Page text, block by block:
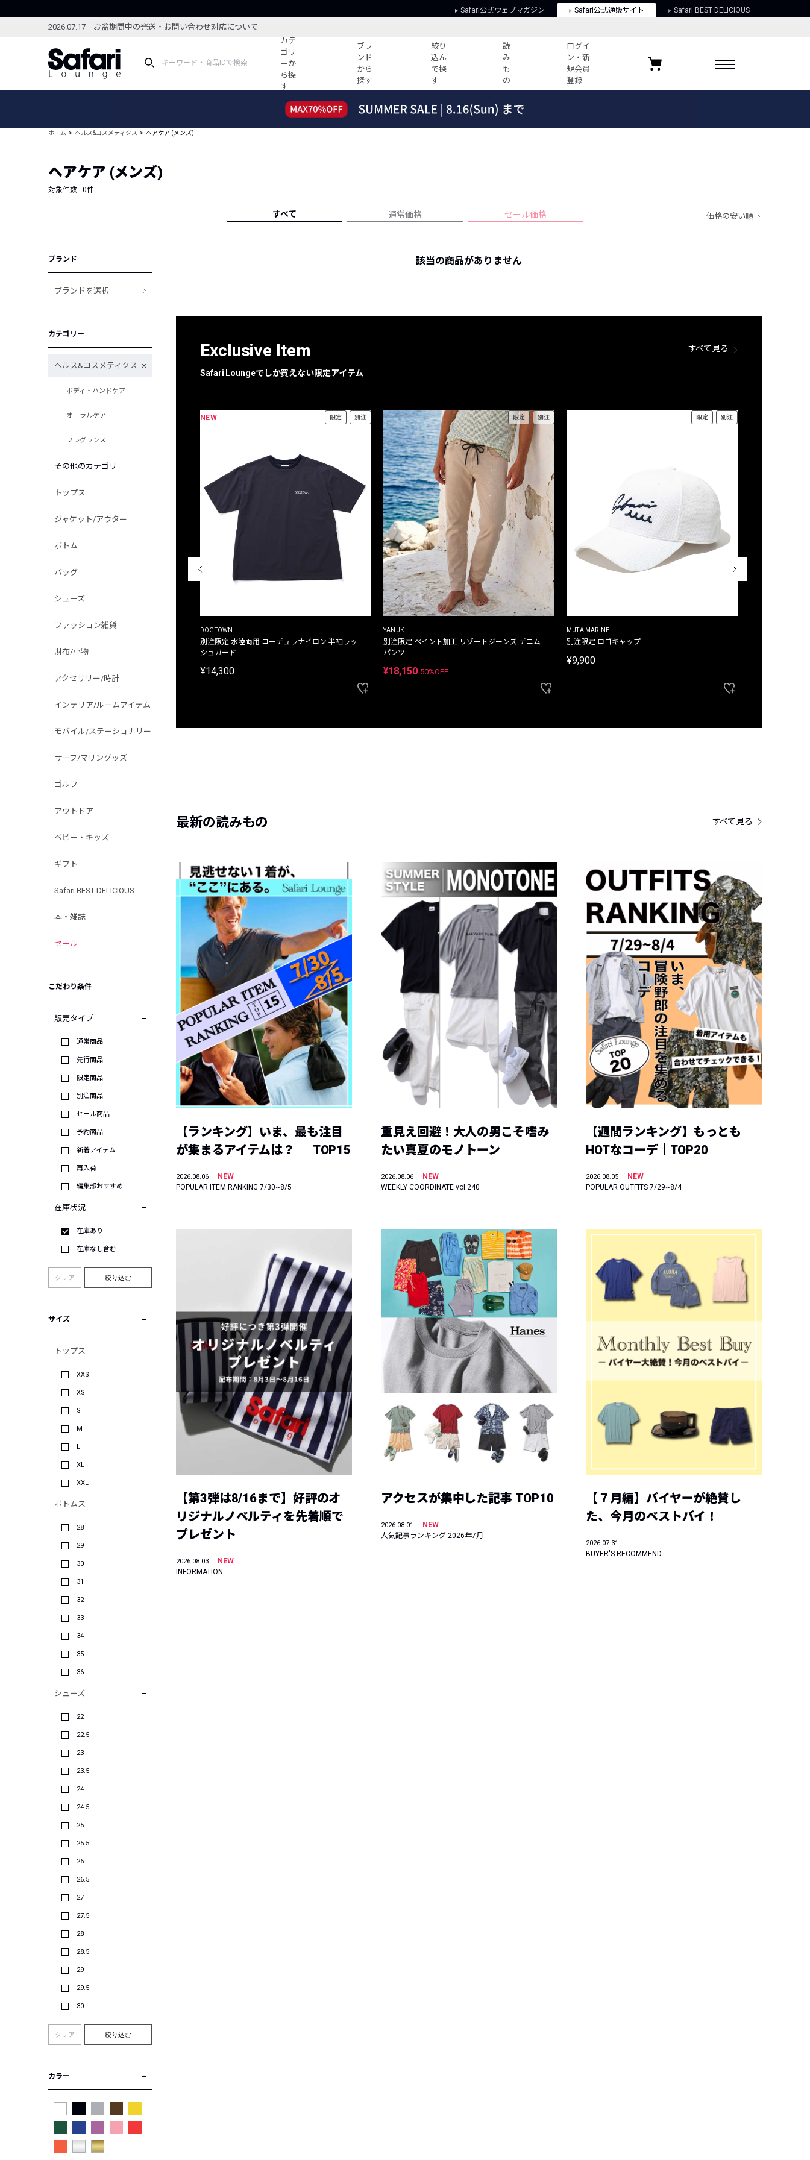
Safari公式ウェブマガジン Safari公式通販サイト Safari BEST DELICIOUS
2026.07.17 お盆期間中の発送・お問い合わせ対応について
カテ
ゴリ
ーか
ら探
す
ブラ
ンド
から
探す
絞り
込ん
で探
す
読
み
も
の
ログイ
ン・新
規会員
登録
ブランドから探す
新着アイテム
編集部のおすすめアイテム
すべての記事
人気記事ランキング
フォーカスブランド
プライバシーポリシー
お気に入りブランド
ホーム ヘルス&コスメティクス ヘアケア (メンズ)
ヘアケア (メンズ)
対象件数 : 0件
すべて 通常価格 セール価格 価格の安い順
ブランド
ブランドを選択
カテゴリー
ヘルス&コスメティクス
ボディ・ハンドケア
オーラルケア
フレグランス
その他のカテゴリ
トップス
ジャケット/アウター
ボトム
バッグ
シューズ
ファッション雑貨
財布/小物
アクセサリー/時計
インテリア/ルームアイテム
モバイル/ステーショナリー
サーフ/マリングッズ
ゴルフ
アウトドア
ベビー・キッズ
ギフト
Safari BEST DELICIOUS
本・雑誌
セール
こだわり条件
販売タイプ
通常商品
先行商品
限定商品
別注商品
セール商品
予約商品
新着アイテム
再入荷
編集部おすすめ
在庫状況
在庫あり
在庫なし含む
クリア 絞り込む
サイズ
トップス
XXS
XS
S
M
L
XL
XXL
ボトムス
28
29
30
31
32
33
34
35
36
シューズ
22
22.5
23
23.5
24
24.5
25
25.5
26
26.5
27
27.5
28
28.5
29
29.5
30
クリア 絞り込む
カラー
該当の商品がありません
Exclusive Item
Safari Loungeでしか買えない限定アイテム
すべて見る
THE DUFFER OF ST.GEORGE
プリントTシャツ
NEW 限定 別注
DOGTOWN
別注限定 水陸両用 コーデュラナイロン 半袖ラッ
シュガード
¥14,300
限定 別注
YANUK
別注限定 ペイント加工 リゾートジーンズ デニム
パンツ
¥18,150 50%OFF
限定 別注
MUTA MARINE
別注限定 ロゴキャップ
¥9,900
最新の読みもの すべて見る
【ランキング】いま、最も注目
が集まるアイテムは？ ｜ TOP15
2026.08.06
NEW
POPULAR ITEM RANKING 7/30~8/5
重見え回避！大人の男こそ嗜み
たい真夏のモノトーン
2026.08.06
NEW
WEEKLY COORDINATE vol.240
【週間ランキング】もっとも
HOTなコーデ｜TOP20
2026.08.05
NEW
POPULAR OUTFITS 7/29~8/4
【第3弾は8/16まで】好評のオ
リジナルノベルティを先着順で
プレゼント
2026.08.03
NEW
INFORMATION
アクセスが集中した記事 TOP10
2026.08.01
NEW
人気記事ランキング 2026年7月
【７月編】バイヤーが絶賛し
た、今月のベストバイ！
2026.07.31
BUYER'S RECOMMEND